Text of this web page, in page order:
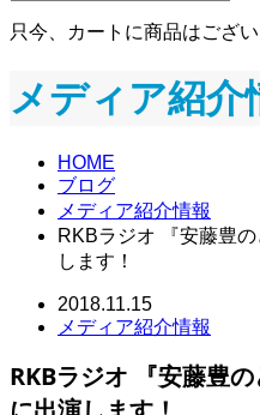
只今、カートに商品はござい
メディア紹介
HOME
ブログ
メディア紹介情報
RKBラジオ 『安藤豊
します！
2018.11.15
メディア紹介情報
RKBラジオ 『安藤豊